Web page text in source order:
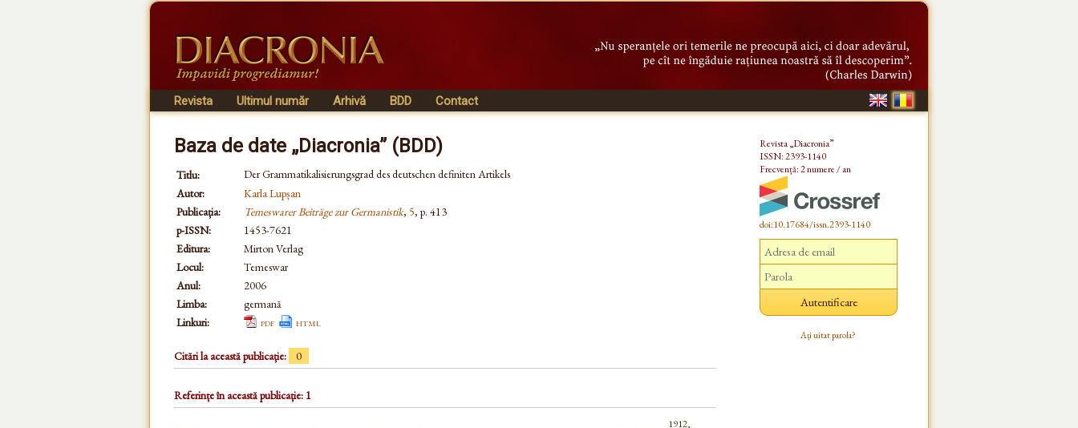
Revista Ultimul număr Arhivă BDD Contact
Baza de date „Diacronia” (BDD)
Titlu:
Der Grammatikalisierungsgrad des deutschen definiten Artikels
Autor:
Karla Lupșan
Publicația:
Temeswarer Beiträge zur Germanistik, 5, p. 413
p-ISSN:
1453-7621
Editura:
Mirton Verlag
Locul:
Temeswar
Anul:
2006
Limba:
germană
Linkuri:
pdf html
Citări la această publicație: 0
Referințe în această publicație: 1
1912,
Revista „Diacronia”
ISSN: 2393-1140
Frecvență: 2 numere / an
doi:10.17684/issn.2393-1140
Ați uitat parola?